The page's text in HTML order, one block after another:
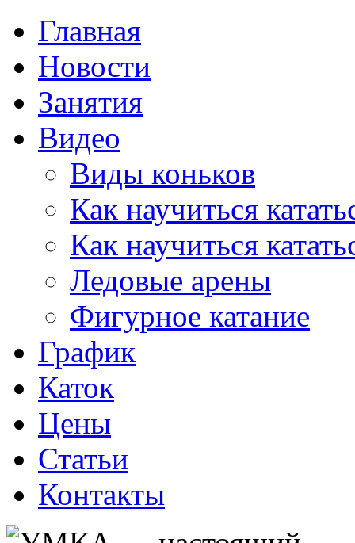
Главная
Новости
Занятия
Видео
Виды коньков
Как научиться
Как научиться
Ледовые арены
Фигурное катание
График
Каток
Цены
Статьи
Контакты